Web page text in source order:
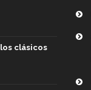
clásicos